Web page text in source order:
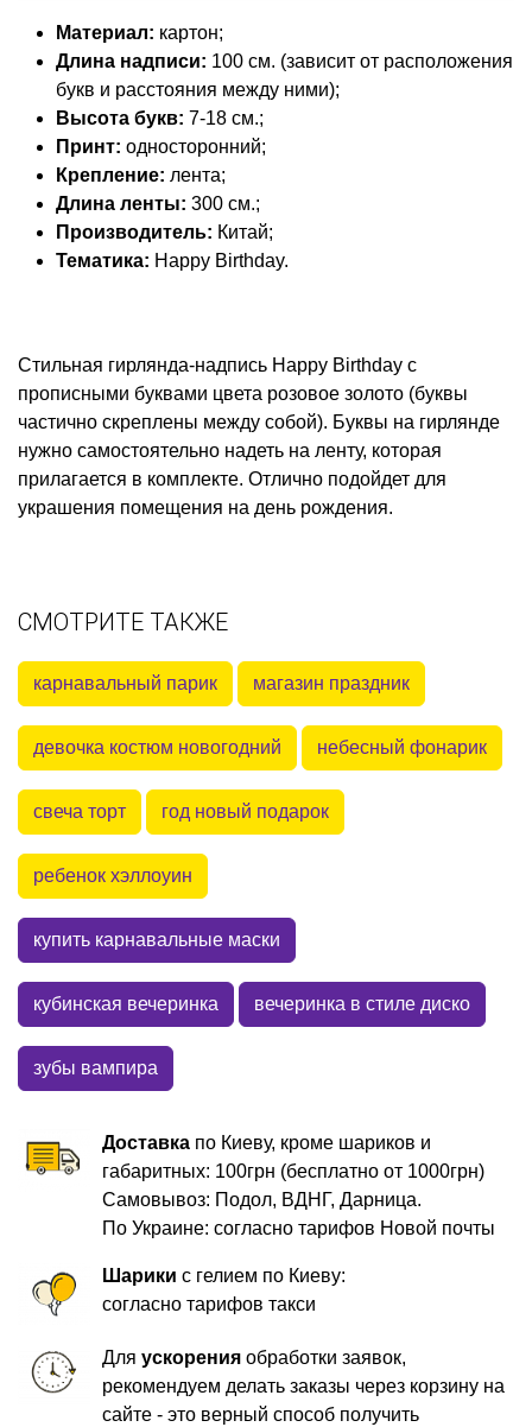
Материал: картон;
Длина надписи: 100 см. (зависит от расположения
букв и расстояния между ними);
Высота букв: 7-18 см.;
Принт: односторонний;
Крепление: лента;
Длина ленты: 300 см.;
Производитель: Китай;
Тематика: Happy Birthday.
Стильная гирлянда-надпись Happy Birthday с
прописными буквами цвета розовое золото (буквы
частично скреплены между собой). Буквы на гирлянде
нужно самостоятельно надеть на ленту, которая
прилагается в комплекте. Отлично подойдет для
украшения помещения на день рождения.
СМОТРИТЕ ТАКЖЕ
карнавальный парик магазин праздник
девочка костюм новогодний небесный фонарик
свеча торт год новый подарок
ребенок хэллоуин
купить карнавальные маски
кубинская вечеринка вечеринка в стиле диско
зубы вампира
Доставка по Киеву, кроме шариков и
габаритных: 100грн (бесплатно от 1000грн)
Самовывоз: Подол, ВДНГ, Дарница.
По Украине: согласно тарифов Новой почты
Шарики с гелием по Киеву:
согласно тарифов такси
Дляускорения обработки заявок,
рекомендуем делать заказы через корзину на
сайте - это верный способ получить